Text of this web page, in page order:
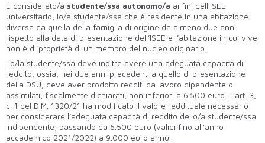
È considerato/a studente/ssa autonomo/a ai fini dell’ISEE
universitario, lo/a studente/ssa che è residente in una abitazione
diversa da quella della famiglia di origine da almeno due anni
rispetto alla data di presentazione dell’ISEE e l’abitazione in cui vive
non è di proprietà di un membro del nucleo originario.
Lo/la studente/ssa deve inoltre avere una adeguata capacità di
reddito, ossia, nei due anni precedenti a quello di presentazione
della DSU, deve aver prodotto redditi da lavoro dipendente o
assimilati, fiscalmente dichiarati, non inferiori a 6.500 euro. L’art. 3,
c. 1 del D.M. 1320/21 ha modificato il valore reddituale necessario
per considerare l’adeguata capacità di reddito dello/a studente/ssa
indipendente, passando da 6.500 euro (validi fino all’anno
accademico 2021/2022) a 9.000 euro annui.